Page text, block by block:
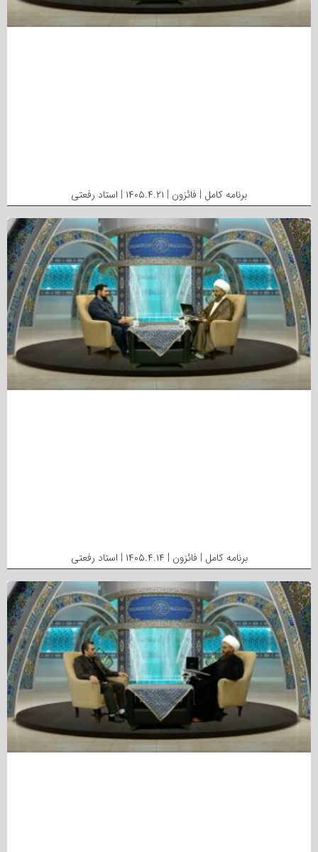
برنامه کامل | فائزون | ۱۴۰۵.۴.۲۱ | استاد رفعتی
برنامه کامل | فائزون | ۱۴۰۵.۴.۱۴ | استاد رفعتی